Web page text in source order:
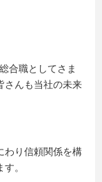
合職としてさま
さんも当社の未来
わり信頼関係を構
。